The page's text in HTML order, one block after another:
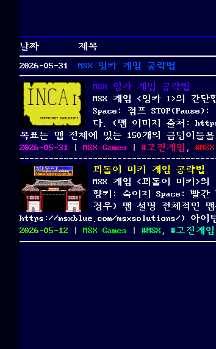
날짜 제목
2026-05-31
MSX 잉카 게임 공략법
MSX 잉카 게임 공략법
MSX 게임 <잉카 I>의 간
Space: 점프
다. (맵 이미지 출처:
목표는 맵 전체에 있는 150개의 금덩이
Posted
on
2026-05-31 Categories
MSX Games Tags
고전게임 , MSX
꾀돌이 미키 게임 공략법
MSX 게임 <꾀돌이 미키>
향키: 숙이지 Space: 빨간
경우) 맵 설명 전체적인
https://msxblue.com/msxsolutions/) 아
Posted
on
2026-05-12 Categories
MSX Games Tags
MSX , 고전게임